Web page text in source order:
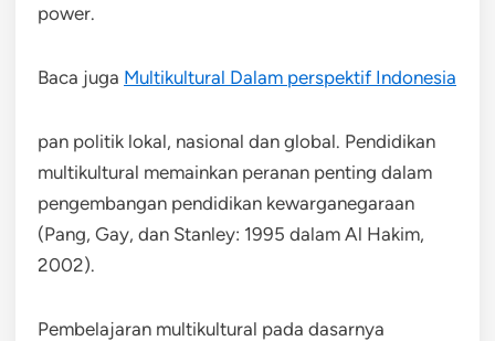
power.
Baca juga Multikultural Dalam perspektif Indonesia
pan politik lokal, nasional dan global. Pendidikan
multikultural memainkan peranan penting dalam
pengembangan pendidikan kewarganegaraan
(Pang, Gay, dan Stanley: 1995 dalam Al Hakim,
2002).
Pembelajaran multikultural pada dasarnya